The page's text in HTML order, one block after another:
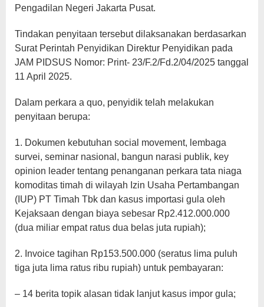
Pengadilan Negeri Jakarta Pusat.
Tindakan penyitaan tersebut dilaksanakan berdasarkan
Surat Perintah Penyidikan Direktur Penyidikan pada
JAM PIDSUS Nomor: Print- 23/F.2/Fd.2/04/2025 tanggal
11 April 2025.
Dalam perkara a quo, penyidik telah melakukan
penyitaan berupa:
1. Dokumen kebutuhan social movement, lembaga
survei, seminar nasional, bangun narasi publik, key
opinion leader tentang penanganan perkara tata niaga
komoditas timah di wilayah Izin Usaha Pertambangan
(IUP) PT Timah Tbk dan kasus importasi gula oleh
Kejaksaan dengan biaya sebesar Rp2.412.000.000
(dua miliar empat ratus dua belas juta rupiah);
2. Invoice tagihan Rp153.500.000 (seratus lima puluh
tiga juta lima ratus ribu rupiah) untuk pembayaran:
– 14 berita topik alasan tidak lanjut kasus impor gula;